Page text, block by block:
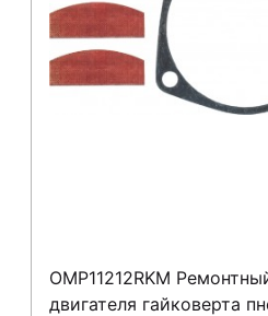
OMP11212RKM
двигателя гайковерта